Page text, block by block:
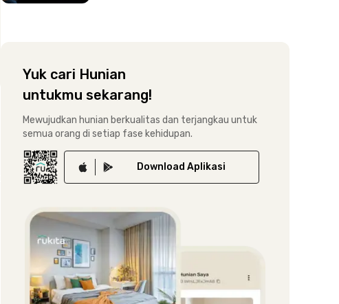
Yuk cari Hunian
untukmu sekarang!
Mewujudkan hunian berkualitas dan terjangkau untuk
semua orang di setiap fase kehidupan.
Download Aplikasi